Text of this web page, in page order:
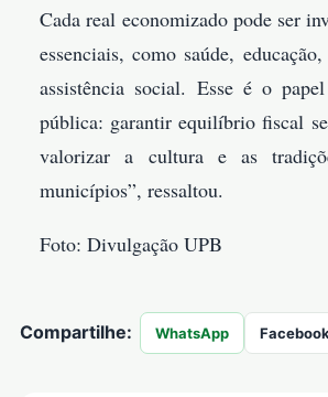
Cada real economizado pode ser
essenciais, como saúde,
assistência social. Esse é o
pública: garantir equilíbrio fiscal
valorizar a cultura e as
municípios”, ressaltou.
Foto: Divulgação UPB
Compartilhe: WhatsApp Facebook